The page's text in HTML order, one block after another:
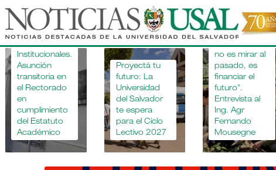
Pasar
contenido
principal
Novedades
Institucionales.
Asunción
transitoria en
el Rectorado
en
cumplimiento
del Estatuto
Académico
Proyectá tu
futuro: La
Universidad
del Salvador
te espera
para el Ciclo
Lectivo 2027
"Apostar por
la educación
agropecuaria
no es mirar al
pasado, es
financiar el
futuro".
Entrevista al
Ing. Agr
Fernando
Mousegne